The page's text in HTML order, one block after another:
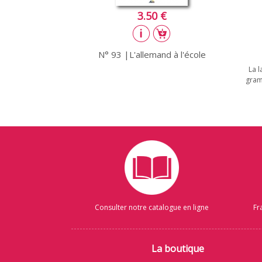
3.50 €
N° 93 |L'allemand à l'école
La
Consulter notre catalogue en ligne
La boutique